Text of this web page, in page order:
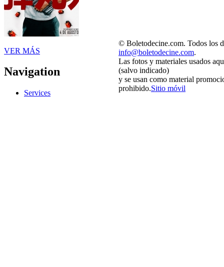
VER MÁS
Navigation
Services
© Boletodecine.com. Todos los
info@boletodecine.com.
Las fotos y materiales usados
(salvo indicado)
y se usan como material
prohibido.Sitio móvil